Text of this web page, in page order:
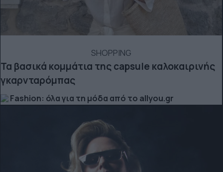
SHOPPING
Τα βασικά κομμάτια της capsule καλοκαιρινής
γκαρνταρόμπας
Fashion: όλα για τη μόδα από το allyou.gr